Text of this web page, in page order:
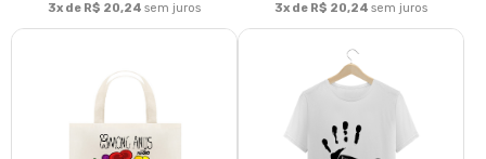
3x de R$ 20,24 sem juros 3x de R$ 20,24 sem juros